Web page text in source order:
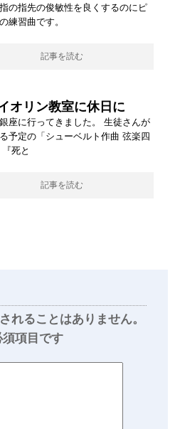
の指先の俊敏性を良くするのにピ
練習曲です。
記事を読む
オリン教室に休日に
座に行ってきました。 生徒さんが
予定の「シューベルト作曲 弦楽四
死と
記事を読む
れることはありません。
項目です